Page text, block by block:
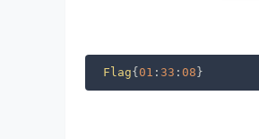
Flag{ 01 : 33 : 08 }